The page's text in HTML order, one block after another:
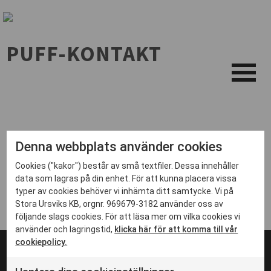
PUFF-KONTAKT
Denna webbplats använder cookies
Cookies ("kakor") består av små textfiler. Dessa innehåller
data som lagras på din enhet. För att kunna placera vissa
typer av cookies behöver vi inhämta ditt samtycke. Vi på
Stora Ursviks KB, orgnr. 969679-3182 använder oss av
följande slags cookies. För att läsa mer om vilka cookies vi
använder och lagringstid, klicka här för att komma till vår
cookiepolicy.